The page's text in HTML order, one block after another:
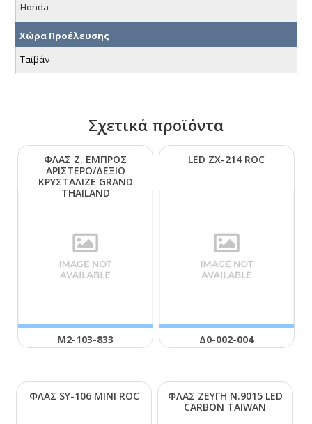
Honda
Χώρα Προέλευσης
Ταϊβάν
Σχετικά προϊόντα
ΦΛΑΣ Ζ. ΕΜΠΡΟΣ
ΑΡΙΣΤΕΡΟ/ΔΕΞΙΟ
ΚΡΥΣΤΑΛΙΖΕ GRΑΝD
ΤΗΑΙLΑΝD
Μ2-103-833
LΕD ΖΧ-214 RΟC
Δ0-002-004
ΦΛΑΣ SΥ-106 ΜΙΝΙ RΟC
ΦΛΑΣ ΖΕΥΓΗ Ν.9015 LΕD
CΑRΒΟΝ ΤΑΙWΑΝ